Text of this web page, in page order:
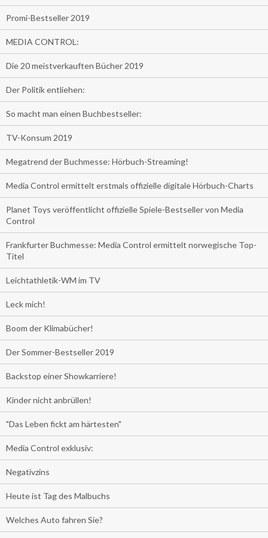
Promi-Bestseller 2019
MEDIA CONTROL:
Die 20 meistverkauften Bücher 2019
Der Politik entliehen:
So macht man einen Buchbestseller:
TV-Konsum 2019
Megatrend der Buchmesse: Hörbuch-Streaming!
Media Control ermittelt erstmals offizielle digitale Hörbuch-Charts
Planet Toys veröffentlicht offizielle Spiele-Bestseller von Media
Control
Frankfurter Buchmesse: Media Control ermittelt norwegische Top-
Titel
Leichtathletik-WM im TV
Leck mich!
Boom der Klimabücher!
Der Sommer-Bestseller 2019
Backstop einer Showkarriere!
Kinder nicht anbrüllen!
"Das Leben fickt am härtesten"
Media Control exklusiv:
Negativzins
Heute ist Tag des Malbuchs
Welches Auto fahren Sie?